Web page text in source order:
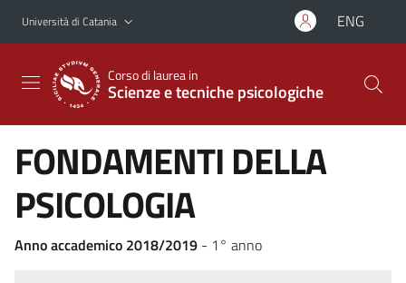
Vai al contenuto principale
Vai al menu di navigazione
Università di Catania ENG
Corso di laurea in
Scienze e tecniche psicologiche
FONDAMENTI DELLA
PSICOLOGIA
Anno accademico 2018/2019 - 1° anno